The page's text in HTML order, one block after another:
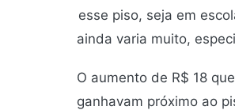
esse piso, seja em
ainda varia muito,
O aumento de R$ 18
ganhavam próximo ao